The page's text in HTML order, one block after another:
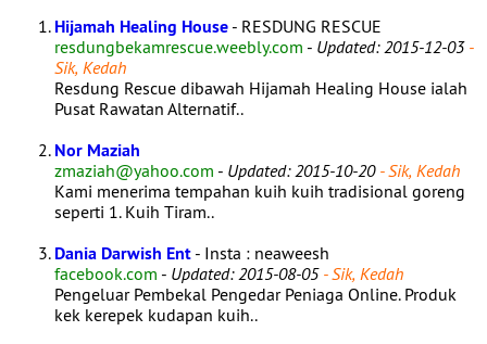
Hijamah Healing House - RESDUNG RESCUE
resdungbekamrescue.weebly.com - Updated: 2015-12-03-
Sik, Kedah
Resdung Rescue dibawah Hijamah Healing House ialah
Pusat Rawatan Alternatif..
Nor Maziah
zmaziah@yahoo.com - Updated: 2015-10-20- Sik, Kedah
Kami menerima tempahan kuih kuih tradisional goreng
seperti 1. Kuih Tiram..
Dania Darwish Ent - Insta : neaweesh
facebook.com - Updated: 2015-08-05- Sik, Kedah
Pengeluar Pembekal Pengedar Peniaga Online. Produk
kek kerepek kudapan kuih..